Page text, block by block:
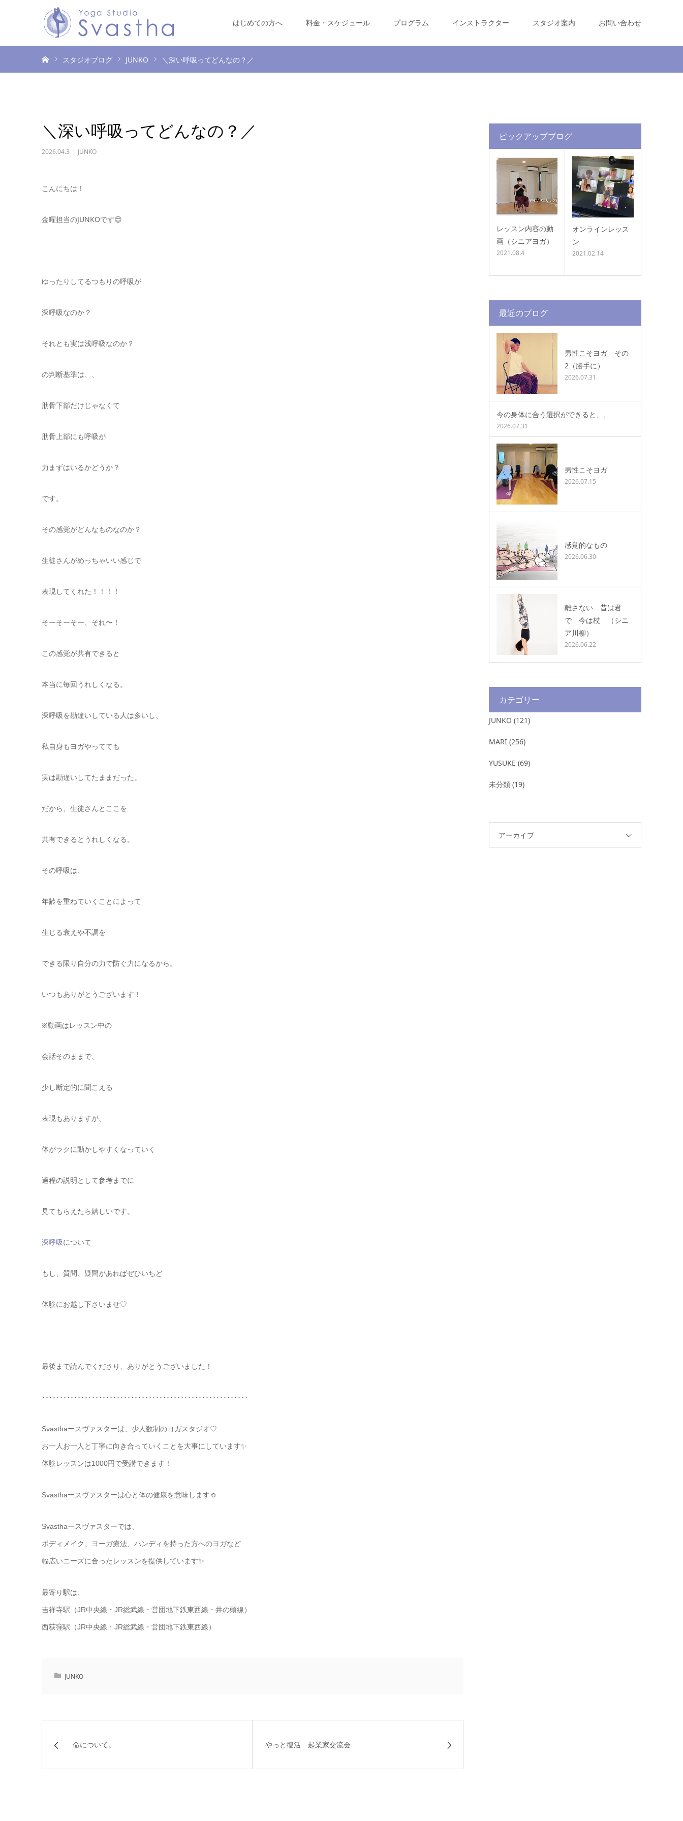
はじめての方へ 料金・スケジュール プログラム インストラクター スタジオ案内 お問い合わせ
スタジオブログ JUNKO ＼深い呼吸ってどんなの？／
＼深い呼吸ってどんなの？／
2026.04.3 JUNKO
こんにちは！
金曜担当のJUNKOです😊
ゆったりしてるつもりの呼吸が
深呼吸なのか？
それとも実は浅呼吸なのか？
の判断基準は、、
肋骨下部だけじゃなくて
肋骨上部にも呼吸が
力まずはいるかどうか？
です。
その感覚がどんなものなのか？
生徒さんがめっちゃいい感じで
表現してくれた！！！！
そーそーそー、それ〜！
この感覚が共有できると
本当に毎回うれしくなる。
深呼吸を勘違いしている人は多いし、
私自身もヨガやってても
実は勘違いしてたままだった。
だから、生徒さんとここを
共有できるとうれしくなる。
その呼吸は、
年齢を重ねていくことによって
生じる衰えや不調を
できる限り自分の力で防ぐ力になるから。
いつもありがとうございます！
※動画はレッスン中の
会話そのままで、
少し断定的に聞こえる
表現もありますが、
体がラクに動かしやすくなっていく
過程の説明として参考までに
見てもらえたら嬉しいです。
深呼吸について
もし、質問、疑問があればぜひいちど
体験にお越し下さいませ♡
最後まで読んでくださり、ありがとうございました！
･･････････････････････････････････････････････････････････
Svasthaースヴァスターは、少人数制のヨガスタジオ♡
お一人お一人と丁寧に向き合っていくことを大事にしています✨️
体験レッスンは1000円で受講できます！
Svasthaースヴァスターは心と体の健康を意味します☺️
Svasthaースヴァスターでは、
ボディメイク、ヨーガ療法、ハンディを持った方へのヨガなど
幅広いニーズに合ったレッスンを提供しています✨️
最寄り駅は、
吉祥寺駅（JR中央線・JR総武線・営団地下鉄東西線・井の頭線）
西荻窪駅（JR中央線・JR総武線・営団地下鉄東西線）
JUNKO
命について。 やっと復活 起業家交流会
ピックアップブログ
レッスン内容の動
画（シニアヨガ）
2021.08.4
オンラインレッス
ン
2021.02.14
最近のブログ
男性こそヨガ その
2（勝手に）
2026.07.31
今の身体に合う選択ができると、、
2026.07.31
男性こそヨガ
2026.07.15
感覚的なもの
2026.06.30
離さない 昔は君
で 今は杖 （シニ
ア川柳）
2026.06.22
カテゴリー
JUNKO (121)
MARI (256)
YUSUKE (69)
未分類 (19)
アーカイブ